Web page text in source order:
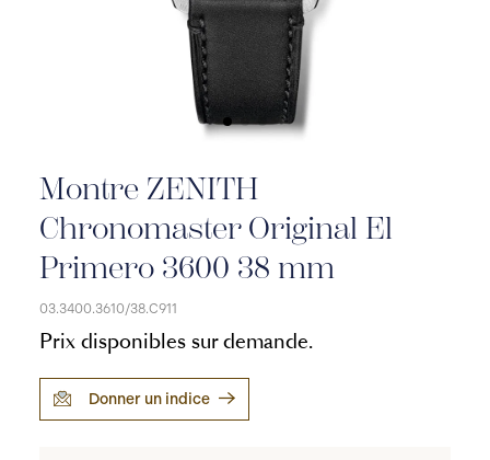
Montre ZENITH
Chronomaster Original El
Primero 3600 38 mm
03.3400.3610/38.C911
Prix disponibles sur demande.
Donner un indice